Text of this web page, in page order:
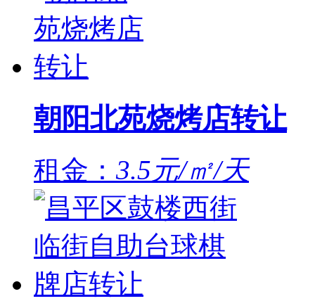
朝阳北苑烧烤店转让
租金： 3.5元/㎡/天